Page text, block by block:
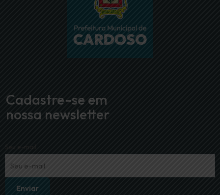
Cadastre-se em
nossa newsletter
Seu e-mail